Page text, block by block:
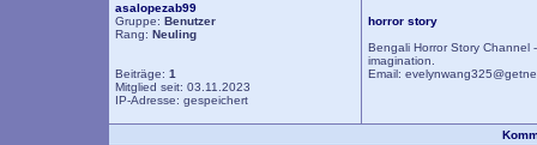
asalopezab99
Gruppe: Benutzer
Rang: Neuling
Beiträge: 1
Mitglied seit: 03.11.2023
IP-Adresse: gespeichert
horror story
Bengali Horror Story Channel
imagination.
Email: